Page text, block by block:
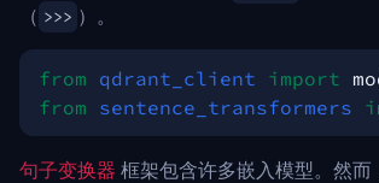
（ >>> ）。
from qdrant_client import
from sentence_transformers
句子变换器 框架包含许多嵌入模型。然而